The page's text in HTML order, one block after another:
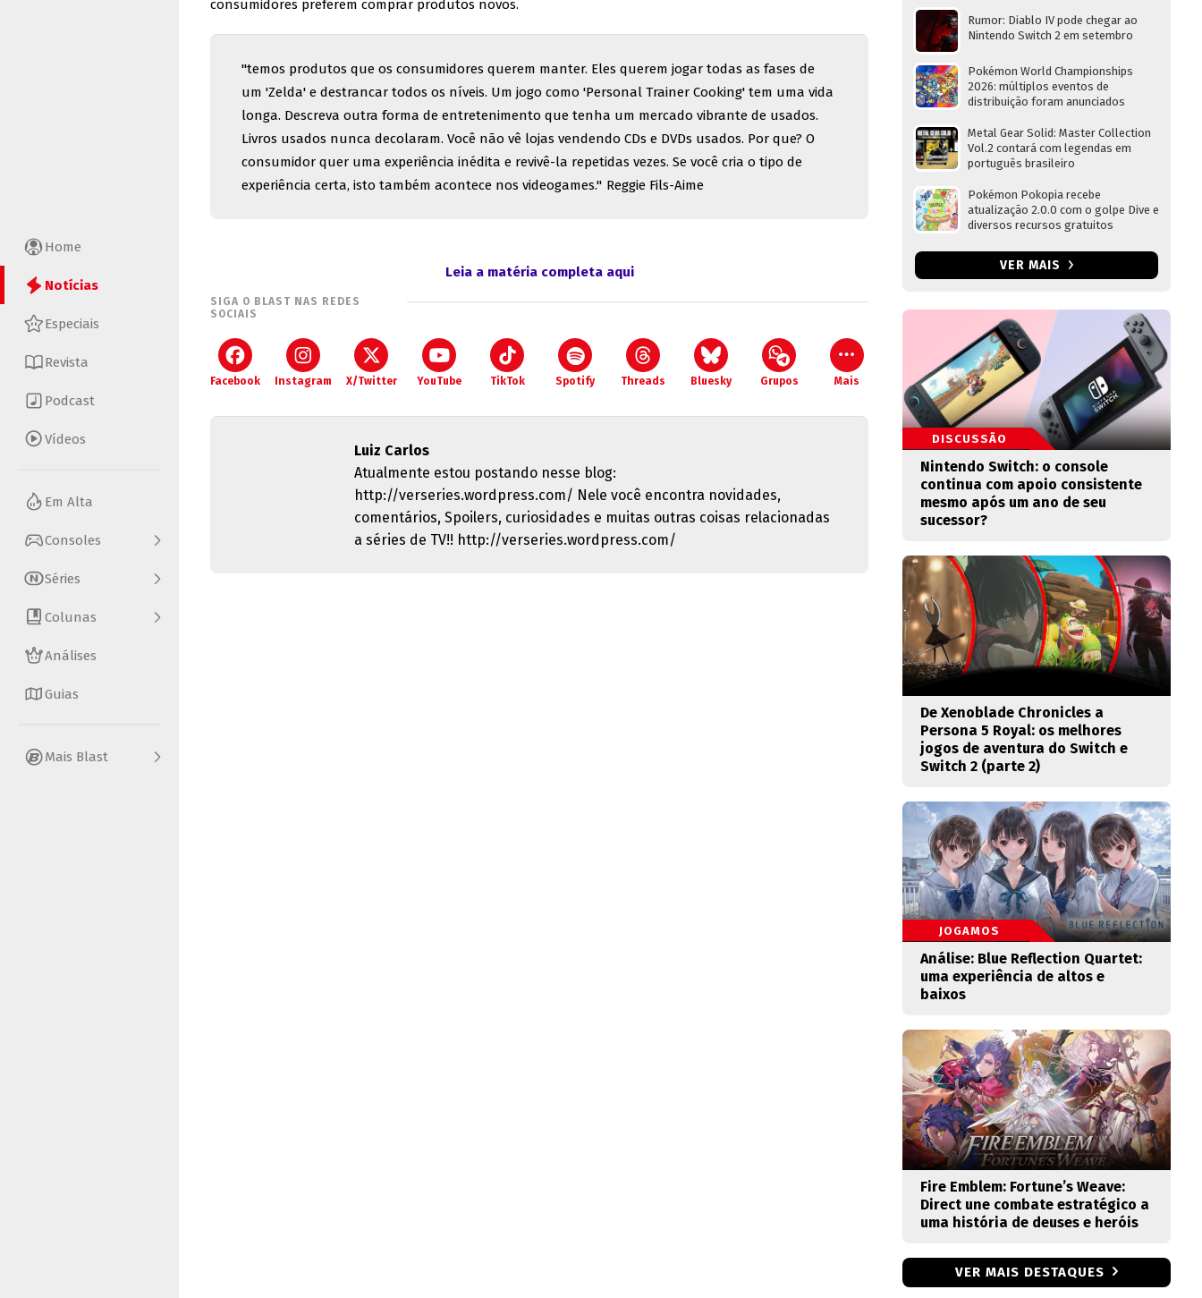
Home
Notícias
Especiais
Revista
Podcast
Vídeos
Em Alta
Consoles
Séries
Colunas
Análises
Guias
Mais Blast
consumidores preferem comprar produtos novos.
"temos produtos que os consumidores querem manter. Eles querem jogar todas as fases de
um 'Zelda' e destrancar todos os níveis. Um jogo como 'Personal Trainer Cooking' tem uma vida
longa. Descreva outra forma de entretenimento que tenha um mercado vibrante de usados.
Livros usados nunca decolaram. Você não vê lojas vendendo CDs e DVDs usados. Por que? O
consumidor quer uma experiência inédita e revivê-la repetidas vezes. Se você cria o tipo de
experiência certa, isto também acontece nos videogames." Reggie Fils-Aime
Leia a matéria completa aqui
SIGA O BLAST NAS REDES
SOCIAIS
Facebook Instagram X/Twitter YouTube TikTok Spotify Threads Bluesky Grupos Mais
Luiz Carlos
Atualmente estou postando nesse blog:
http://verseries.wordpress.com/ Nele você encontra novidades,
comentários, Spoilers, curiosidades e muitas outras coisas relacionadas
a séries de TV!! http://verseries.wordpress.com/
Rumor: Diablo IV pode chegar ao
Nintendo Switch 2 em setembro
Pokémon World Championships
2026: múltiplos eventos de
distribuição foram anunciados
Metal Gear Solid: Master Collection
Vol.2 contará com legendas em
português brasileiro
Pokémon Pokopia recebe
atualização 2.0.0 com o golpe Dive e
diversos recursos gratuitos
VER MAIS
DISCUSSÃO
Nintendo Switch: o console
continua com apoio consistente
mesmo após um ano de seu
sucessor?
De Xenoblade Chronicles a
Persona 5 Royal: os melhores
jogos de aventura do Switch e
Switch 2 (parte 2)
JOGAMOS
Análise: Blue Reflection Quartet:
uma experiência de altos e
baixos
Fire Emblem: Fortune’s Weave:
Direct une combate estratégico a
uma história de deuses e heróis
VER MAIS DESTAQUES